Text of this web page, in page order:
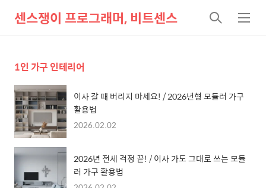
센스쟁이 프로그래머, 비트센스
검
색
메
뉴
1인 가구 인테리어
이사 갈 때 버리지 마세요! / 2026년형 모듈러 가구
활용법
2026.02.02
2026년 전세 걱정 끝! / 이사 가도 그대로 쓰는 모듈
러 가구 활용법